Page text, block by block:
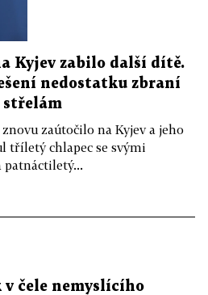
Kyjev zabilo další dítě.
nedostatku zbraní
zaútočilo na Kyjev a jeho
tříletý chlapec se svými
patnáctiletý...
čele nemyslícího